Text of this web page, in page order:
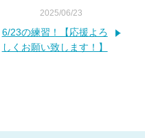
2025/06/23
6/23の練習！【応援よろ
しくお願い致します！】